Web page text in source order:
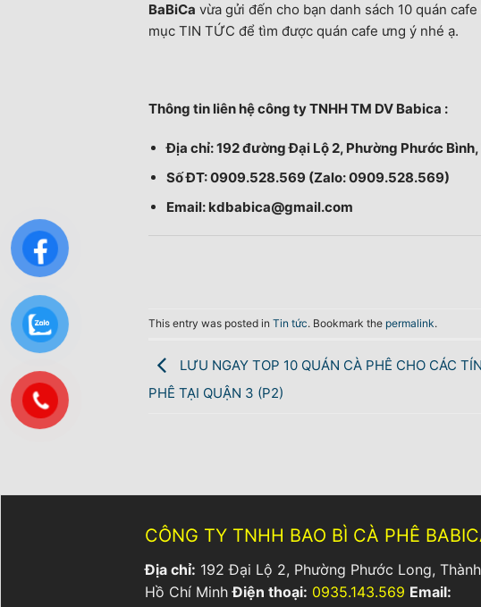
BaBiCa vừa gửi đến cho bạn danh sách 10 quán
mục TIN TỨC để tìm được quán cafe ưng ý nhé ạ.
Thông tin liên hệ công ty TNHH TM DV Babica :
Địa chỉ: 192 đường Đại Lộ 2, Phường Phước
Số ĐT: 0909.528.569 (Zalo: 0909.528.569)
Email: kdbabica@gmail.com
This entry was posted inTin tức. Bookmark the permalink.
LƯU NGAY TOP 10 QUÁN CÀ PHÊ CHO CÁC
PHÊ TẠI QUẬN 3 (P2)
CÔNG TY TNHH BAO BÌ CÀ PHÊ
Địa chỉ: 192 Đại Lộ 2, Phường Phước Long,
Hồ Chí MinhĐiện thoại: 0935.143.569 Email: